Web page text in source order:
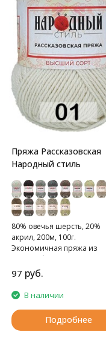
Пряжа Рассказовская
Народный стиль
80% овечья шерсть, 20%
акрил, 200м, 100г.
Экономичная пряжа из
полугрубой шерсти.
97 руб.
В наличии
Подробнее